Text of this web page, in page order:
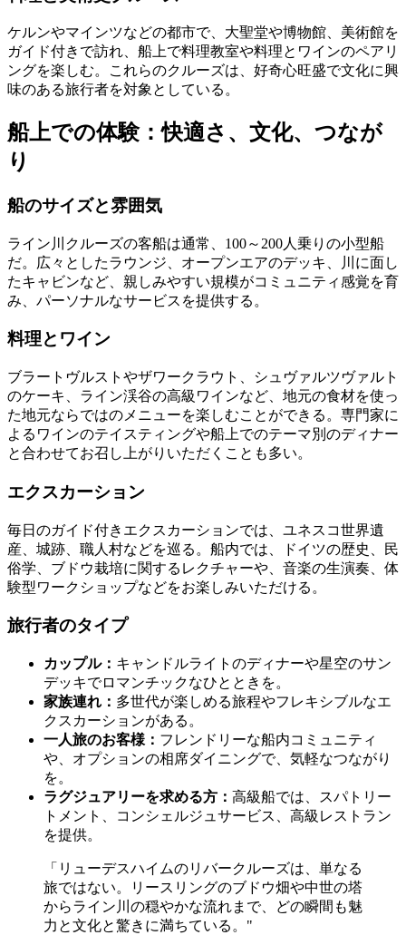
ケルンやマインツなどの都市で、大聖堂や博物館、美術館を
ガイド付きで訪れ、船上で料理教室や料理とワインのペアリ
ングを楽しむ。これらのクルーズは、好奇心旺盛で文化に興
味のある旅行者を対象としている。
船上での体験：快適さ、文化、つなが
り
船のサイズと雰囲気
ライン川クルーズの客船は通常、100～200人乗りの小型船
だ。広々としたラウンジ、オープンエアのデッキ、川に面し
たキャビンなど、親しみやすい規模がコミュニティ感覚を育
み、パーソナルなサービスを提供する。
料理とワイン
ブラートヴルストやザワークラウト、シュヴァルツヴァルト
のケーキ、ライン渓谷の高級ワインなど、地元の食材を使っ
た地元ならではのメニューを楽しむことができる。専門家に
よるワインのテイスティングや船上でのテーマ別のディナー
と合わせてお召し上がりいただくことも多い。
エクスカーション
毎日のガイド付きエクスカーションでは、ユネスコ世界遺
産、城跡、職人村などを巡る。船内では、ドイツの歴史、民
俗学、ブドウ栽培に関するレクチャーや、音楽の生演奏、体
験型ワークショップなどをお楽しみいただける。
旅行者のタイプ
カップル： キャンドルライトのディナーや星空のサン
デッキでロマンチックなひとときを。
家族連れ： 多世代が楽しめる旅程やフレキシブルなエ
クスカーションがある。
一人旅のお客様： フレンドリーな船内コミュニティ
や、オプションの相席ダイニングで、気軽なつながり
を。
ラグジュアリーを求める方： 高級船では、スパトリー
トメント、コンシェルジュサービス、高級レストラン
を提供。
「リューデスハイムのリバークルーズは、単なる
旅ではない。リースリングのブドウ畑や中世の塔
からライン川の穏やかな流れまで、どの瞬間も魅
力と文化と驚きに満ちている。"